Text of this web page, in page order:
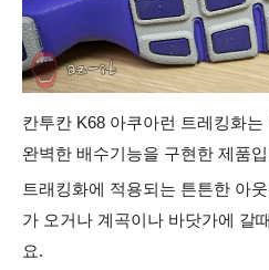
칸투칸 K68 아쿠아런 트레킹화
완벽한 배수기능을 구현한 제품
트래킹화에 적용되는 튼튼한 아
가 오거나 계곡이나 바닷가에 갈
요.